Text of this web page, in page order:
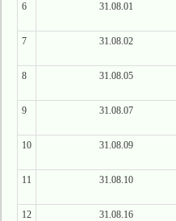
6
31.08.01
7 31.08.02
8 31.08.05
9 31.08.07
10 31.08.09
11 31.08.10
12 31.08.16